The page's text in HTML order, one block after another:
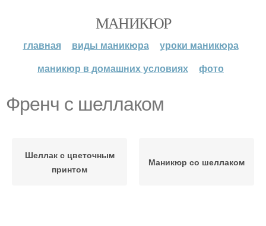
МАНИКЮР
главная виды маникюра
уроки маникюра
маникюр в домашних условиях
фото
Френч с шеллаком
Шеллак с цветочным
принтом
Маникюр со шеллаком